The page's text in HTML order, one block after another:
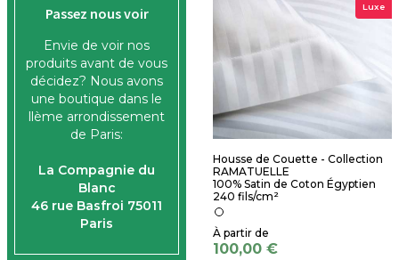
Passez nous voir
Envie de voir nos
produits avant de vous
décidez? Nous avons
une boutique dans le
llème arrondissement
de Paris:
La Compagnie du
Blanc
46 rue Basfroi 75011
Paris
Luxe
Housse de Couette - Collection
RAMATUELLE
100% Satin de Coton Égyptien
240 fils/cm²
100,00 €